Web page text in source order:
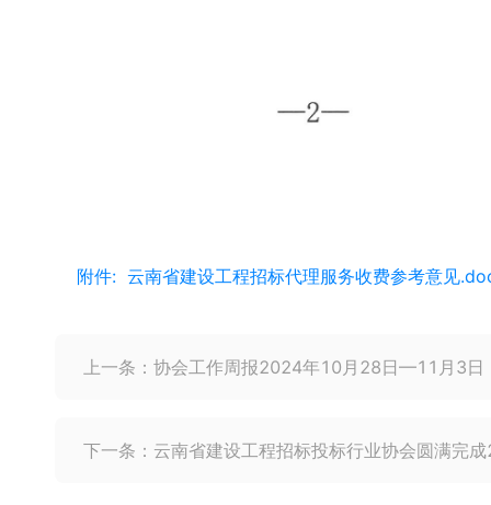
附件: 云南省建设工程招标代理服务收费参考意见
上一条： 协会工作周报2024年10月28日—11月3日
下一条： 云南省建设工程招标投标行业协会圆满完